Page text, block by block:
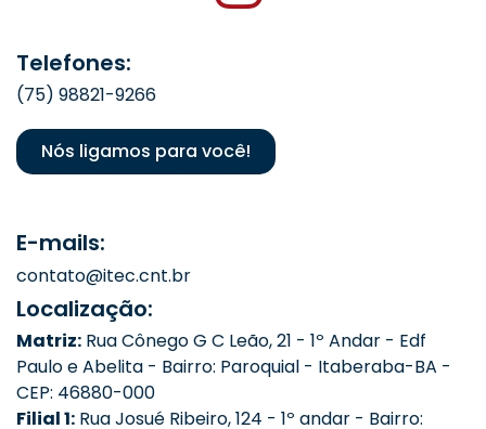
Telefones:
(75) 98821-9266
Nós ligamos para você!
E-mails:
contato@itec.cnt.br
Localização:
Matriz: Rua Cônego G C Leão, 21 - 1º Andar - Edf
Paulo e Abelita - Bairro: Paroquial - Itaberaba-BA -
CEP: 46880-000
Filial 1: Rua Josué Ribeiro, 124 - 1º andar - Bairro: